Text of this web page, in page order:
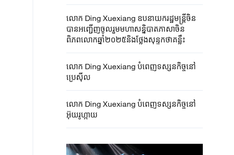
លោក Ding Xuexiang ឧបនាយករដ្ឋមន្ត្រីចិន
បានអញ្ជើញចូលរួមមហាសន្និបាតភាសាចិន
ពិភពលោកឆ្នាំ២០២៥និងថ្លែងសុន្ទកថាគន្លឹះ
លោក Ding Xuexiang បំពេញទស្សនកិច្ចនៅ
ប្រេស៊ីល
លោក Ding Xuexiang បំពេញទស្សនកិច្ចនៅ
អ៊ុយរូហ្កាយ